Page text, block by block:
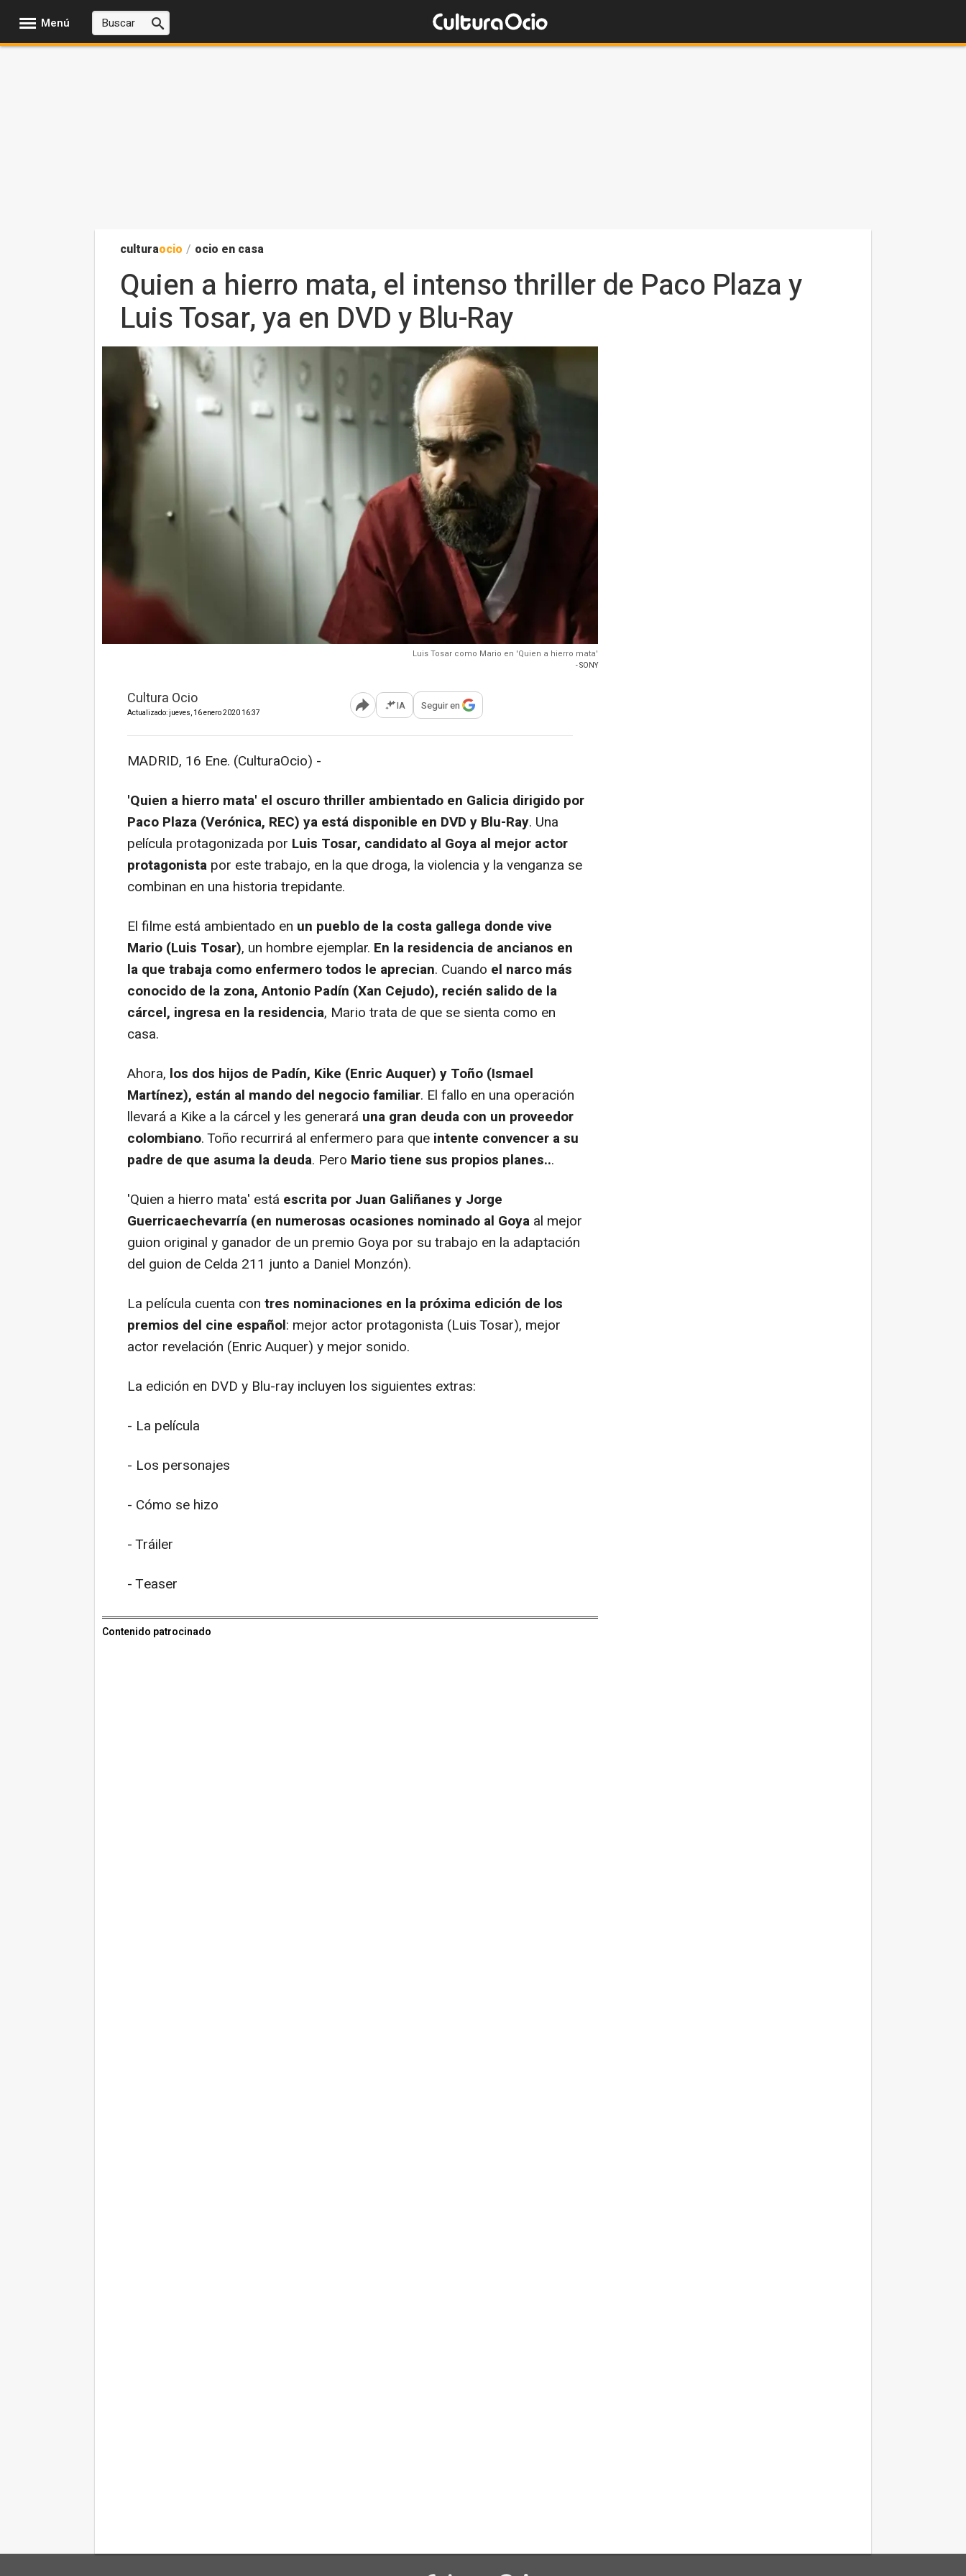
Menú
culturaocio / ocio en casa
Quien a hierro mata, el intenso thriller de Paco Plaza y
Luis Tosar, ya en DVD y Blu-Ray
Luis Tosar como Mario en 'Quien a hierro mata'
- SONY
Cultura Ocio
Actualizado: jueves, 16 enero 2020 16:37 Abrir opciones para compartir
IA Seguir en
MADRID, 16 Ene. (CulturaOcio) -
'Quien a hierro mata' el oscuro thriller ambientado en Galicia dirigido por
Paco Plaza (Verónica, REC) ya está disponible en DVD y Blu-Ray. Una
película protagonizada por Luis Tosar, candidato al Goya al mejor actor
protagonista por este trabajo, en la que droga, la violencia y la venganza se
combinan en una historia trepidante.
El filme está ambientado en un pueblo de la costa gallega donde vive
Mario (Luis Tosar), un hombre ejemplar. En la residencia de ancianos en
la que trabaja como enfermero todos le aprecian. Cuando el narco más
conocido de la zona, Antonio Padín (Xan Cejudo), recién salido de la
cárcel, ingresa en la residencia, Mario trata de que se sienta como en
casa.
Ahora, los dos hijos de Padín, Kike (Enric Auquer) y Toño (Ismael
Martínez), están al mando del negocio familiar. El fallo en una operación
llevará a Kike a la cárcel y les generará una gran deuda con un proveedor
colombiano. Toño recurrirá al enfermero para que intente convencer a su
padre de que asuma la deuda. Pero Mario tiene sus propios planes...
'Quien a hierro mata' está escrita por Juan Galiñanes y Jorge
Guerricaechevarría (en numerosas ocasiones nominado al Goya al mejor
guion original y ganador de un premio Goya por su trabajo en la adaptación
del guion de Celda 211 junto a Daniel Monzón).
La película cuenta con tres nominaciones en la próxima edición de los
premios del cine español: mejor actor protagonista (Luis Tosar), mejor
actor revelación (Enric Auquer) y mejor sonido.
La edición en DVD y Blu-ray incluyen los siguientes extras:
- La película
- Los personajes
- Cómo se hizo
- Tráiler
- Teaser
Contenido patrocinado